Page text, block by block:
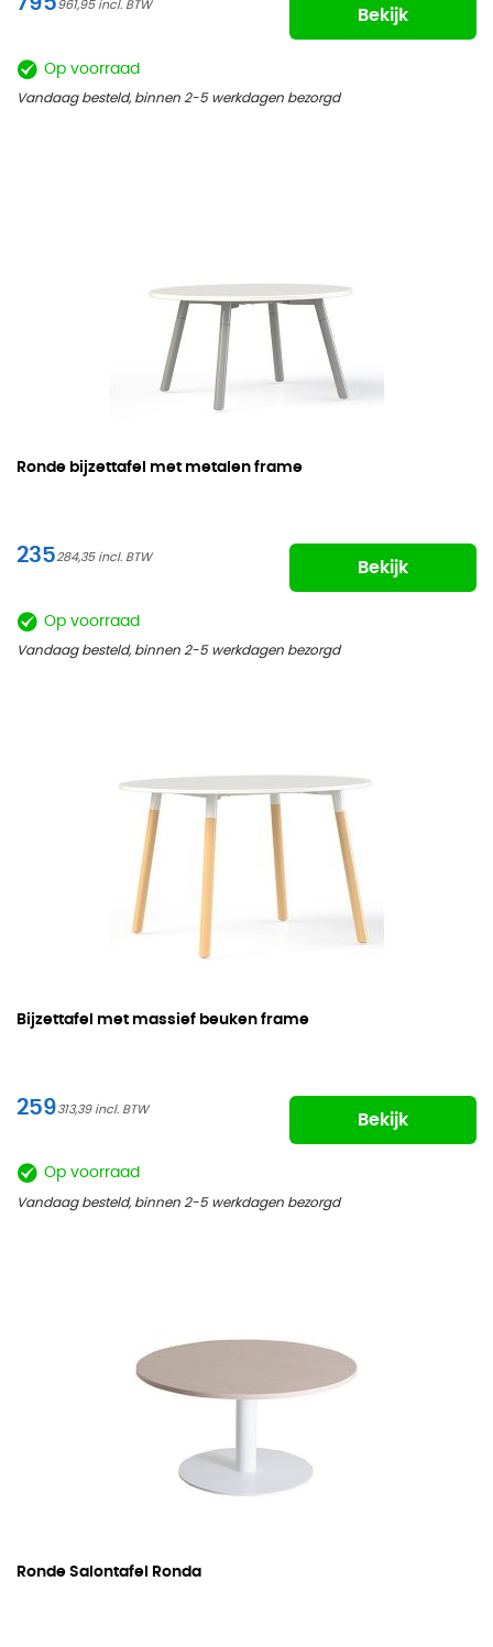
961,95
Bekijk
Op voorraad
Vandaag besteld, binnen 2-5 werkdagen bezorgd
Ronde bijzettafel met metalen frame
235284,35
Bekijk
Op voorraad
Vandaag besteld, binnen 2-5 werkdagen bezorgd
Bijzettafel met massief beuken frame
259313,39
Bekijk
Op voorraad
Vandaag besteld, binnen 2-5 werkdagen bezorgd
Ronde Salontafel Ronda